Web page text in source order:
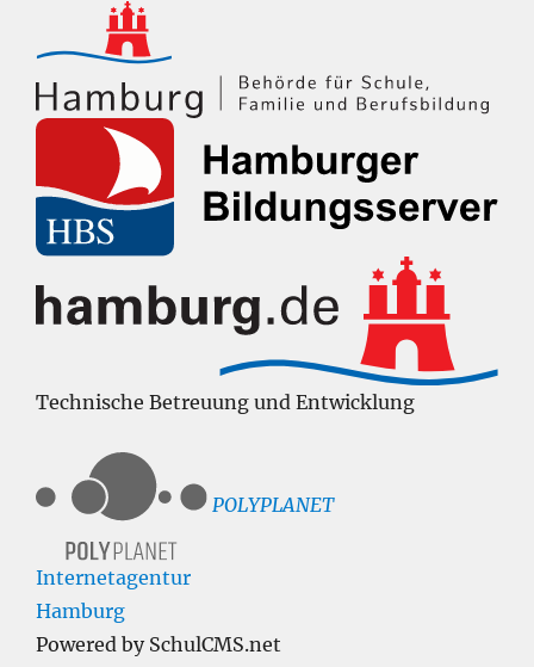
Technische Betreuung und Entwicklung
POLYPLANET
Internetagentur
Hamburg
Powered by SchulCMS.net